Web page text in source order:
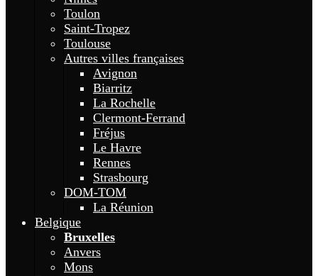
Toulon
Saint-Tropez
Toulouse
Autres villes françaises
Avignon
Biarritz
La Rochelle
Clermont-Ferrand
Fréjus
Le Havre
Rennes
Strasbourg
DOM-TOM
La Réunion
Belgique
Bruxelles
Anvers
Mons